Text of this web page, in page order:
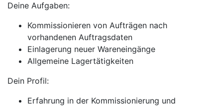
Deine Aufgaben:
Kommissionieren von Aufträgen nach
vorhandenen Auftragsdaten
Einlagerung neuer Wareneingänge
Allgemeine Lagertätigkeiten
Dein Profil:
Erfahrung in der Kommissionierung und